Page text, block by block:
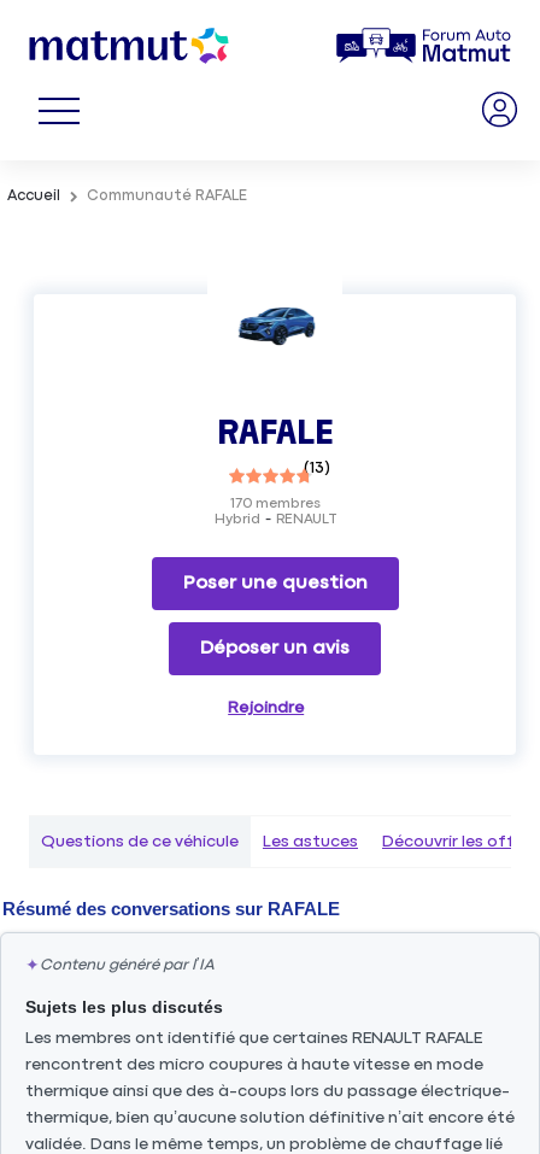
Accueil Communauté RAFALE
RAFALE
(13)
Hybrid RENAULT
170membres
Poser une question
Déposer un avis
Rejoindre
Questions de ce véhicule Les astuces Découvrir les
Résumé des conversations sur RAFALE
✦ Contenu généré par l’IA
Sujets les plus discutés
Les membres ont identifié que certaines RENAULT RAFALE
rencontrent des micro coupures à haute vitesse en mode
thermique ainsi que des à-coups lors du passage électrique-
thermique, bien qu’aucune solution définitive n’ait encore été
validée. Dans le même temps, un problème de chauffage lié